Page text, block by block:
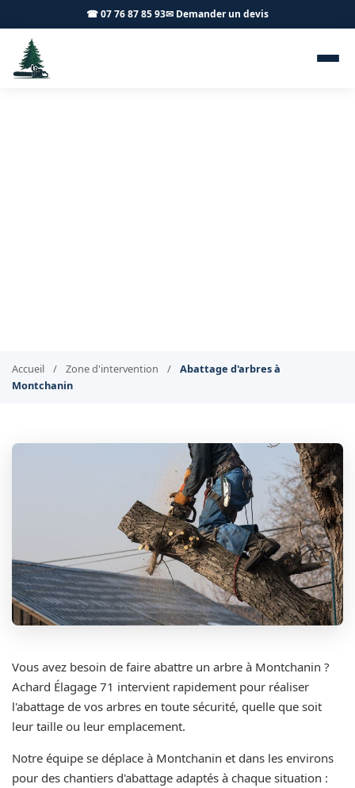
☎ 07 76 87 85 93✉ Demander un devis
Accueil / Zone d'intervention /
Abattage d'arbres à
Montchanin
Vous avez besoin de faire abattre un arbre à Montchanin ?
Achard Élagage 71 intervient rapidement pour réaliser
l'abattage de vos arbres en toute sécurité, quelle que soit
leur taille ou leur emplacement.
Notre équipe se déplace à Montchanin et dans les environs
pour des chantiers d'abattage adaptés à chaque situation :